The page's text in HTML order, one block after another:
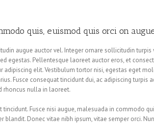
quis, euismod quis orci on
augue auctor vel. Integer ornare sollicitudin turpis
egestas. Pellentesque laoreet auctor eros, et
adipiscing elit. Vestibulum tortor nisi, egestas eget
Fusce consequat tincidunt dui, ac adipiscing turpis
rhoncus nulla in laoreet.
Fusce nisi augue, malesuada in commodo
blandit. Donec vitae nibh ipsum, vitae semper orci.